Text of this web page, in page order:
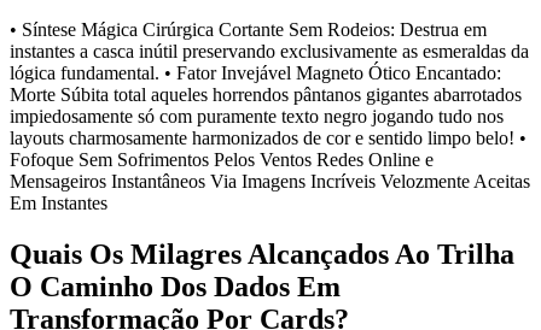
• Síntese Mágica Cirúrgica Cortante Sem Rodeios: Destrua em
instantes a casca inútil preservando exclusivamente as esmeraldas da
lógica fundamental. • Fator Invejável Magneto Ótico Encantado:
Morte Súbita total aqueles horrendos pântanos gigantes abarrotados
impiedosamente só com puramente texto negro jogando tudo nos
layouts charmosamente harmonizados de cor e sentido limpo belo! •
Fofoque Sem Sofrimentos Pelos Ventos Redes Online e
Mensageiros Instantâneos Via Imagens Incríveis Velozmente Aceitas
Em Instantes
Quais Os Milagres Alcançados Ao Trilha
O Caminho Dos Dados Em
Transformação Por Cards?